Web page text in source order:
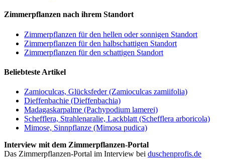
Zimmerpflanzen nach ihrem Standort
Zimmerpflanzen für den hellen oder sonnigen Standort
Zimmerpflanzen für den halbschattigen Standort
Zimmerpflanzen für den schattigen Standort
Beliebteste Artikel
Zamioculcas, Glücksfeder (Zamioculcas zamiifolia)
Dieffenbachie (Dieffenbachia)
Madagaskarpalme (Pachypodium lamerei)
Schefflera, Strahlenaralie, Lackblatt (Schefflera arboricola)
Mimose, Sinnpflanze (Mimosa pudica)
Interview mit dem Zimmerpflanzen-Portal
Das Zimmerpflanzen-Portal im Interview bei duschenprofis.de